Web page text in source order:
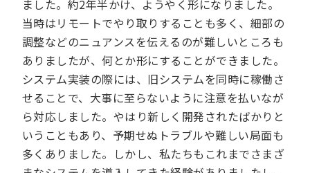
ました。約2年半かけ、ようやく形になりました。
当時はリモートでやり取りすることも多く、細部の
調整などのニュアンスを伝えるのが難しいところも
ありましたが、何とか形にすることができました。
システム実装の際には、旧システムを同時に稼働さ
せることで、大事に至らないように注意を払いなが
ら対応しました。やはり新しく開発されたばかりと
いうこともあり、予期せぬトラブルや難しい局面も
多くありました。しかし、私たちもこれまでさまざ